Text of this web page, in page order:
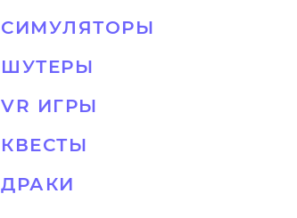
СИМУЛЯТОРЫ
ШУТЕРЫ
VR ИГРЫ
КВЕСТЫ
ДРАКИ